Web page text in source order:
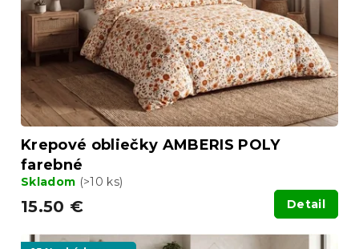
o
o
u
k
o
Krepové obliečky AMBERIS POLY
farebné
Skladom (>10 ks)
15.50 € Detail